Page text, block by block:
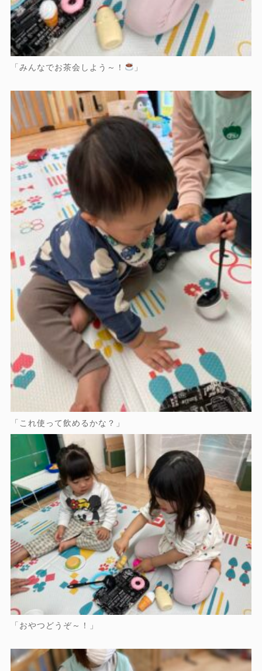
「みんなでお茶会しよう～！ 」
「これ使って飲めるかな？」
「おやつどうぞ～！」